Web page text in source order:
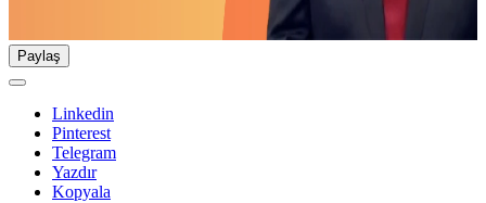
Paylaş
Linkedin
Pinterest
Telegram
Yazdır
Kopyala